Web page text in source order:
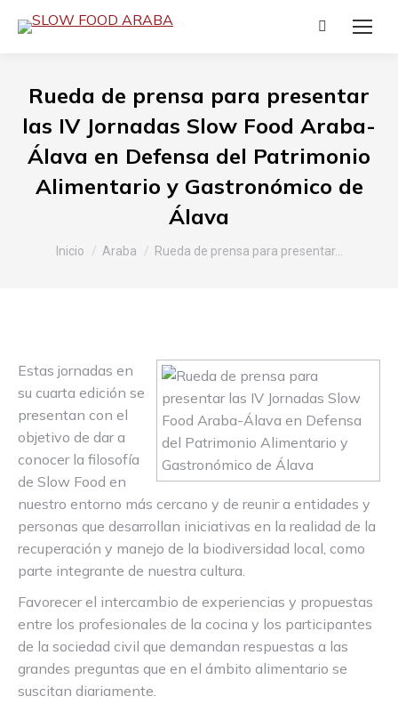
Buscar:
Rueda de prensa para presentar
las IV Jornadas Slow Food Araba-
Álava en Defensa del Patrimonio
Alimentario y Gastronómico de
Álava
Estás aquí:
Inicio Araba Rueda de prensa para presentar…
Estas jornadas en
su cuarta edición se
presentan con el
objetivo de dar a
conocer la filosofía
de Slow Food en
nuestro entorno más cercano y de reunir a entidades y
personas que desarrollan iniciativas en la realidad de la
recuperación y manejo de la biodiversidad local, como
parte integrante de nuestra cultura.
Favorecer el intercambio de experiencias y propuestas
entre los profesionales de la cocina y los participantes
de la sociedad civil que demandan respuestas a las
grandes preguntas que en el ámbito alimentario se
suscitan diariamente.